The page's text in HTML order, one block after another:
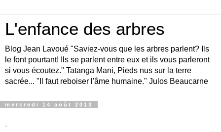
L'enfance des arbres
Blog Jean Lavoué "Saviez-vous que les arbres parlent? Ils
le font pourtant! Ils se parlent entre eux et ils vous parleront
si vous écoutez." Tatanga Mani, Pieds nus sur la terre
sacrée... "Il faut reboiser l'âme humaine." Julos Beaucarne
mercredi 14 août 2013
.